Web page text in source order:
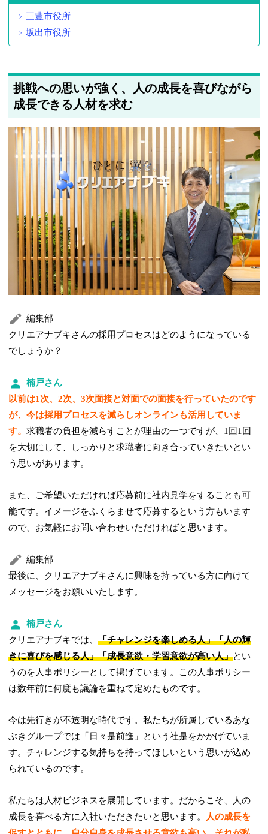
三豊市役所
坂出市役所
挑戦への思いが強く、人の成長を喜びながら
成長できる人材を求む
編集部
クリエアナブキさんの採用プロセスはどのようになっている
でしょうか？
楠戸さん
以前は1次、2次、3次面接と対面での面接を行っていたのです
が、今は採用プロセスを減らしオンラインも活用していま
す。求職者の負担を減らすことが理由の一つですが、1回1回
を大切にして、しっかりと求職者に向き合っていきたいとい
う思いがあります。
また、ご希望いただければ応募前に社内見学をすることも可
能です。イメージをふくらませて応募するという方もいます
ので、お気軽にお問い合わせいただければと思います。
編集部
最後に、クリエアナブキさんに興味を持っている方に向けて
メッセージをお願いいたします。
楠戸さん
クリエアナブキでは、「チャレンジを楽しめる人」「人の輝
きに喜びを感じる人」「成長意欲・学習意欲が高い人」とい
うのを人事ポリシーとして掲げています。この人事ポリシー
は数年前に何度も議論を重ねて定めたものです。
今は先行きが不透明な時代です。私たちが所属しているあな
ぶきグループでは「日々是前進」という社是をかかげていま
す。チャレンジする気持ちを持ってほしいという思いが込め
られているのです。
私たちは人材ビジネスを展開しています。だからこそ、人の
成長を喜べる方に入社いただきたいと思います。
人の成長を